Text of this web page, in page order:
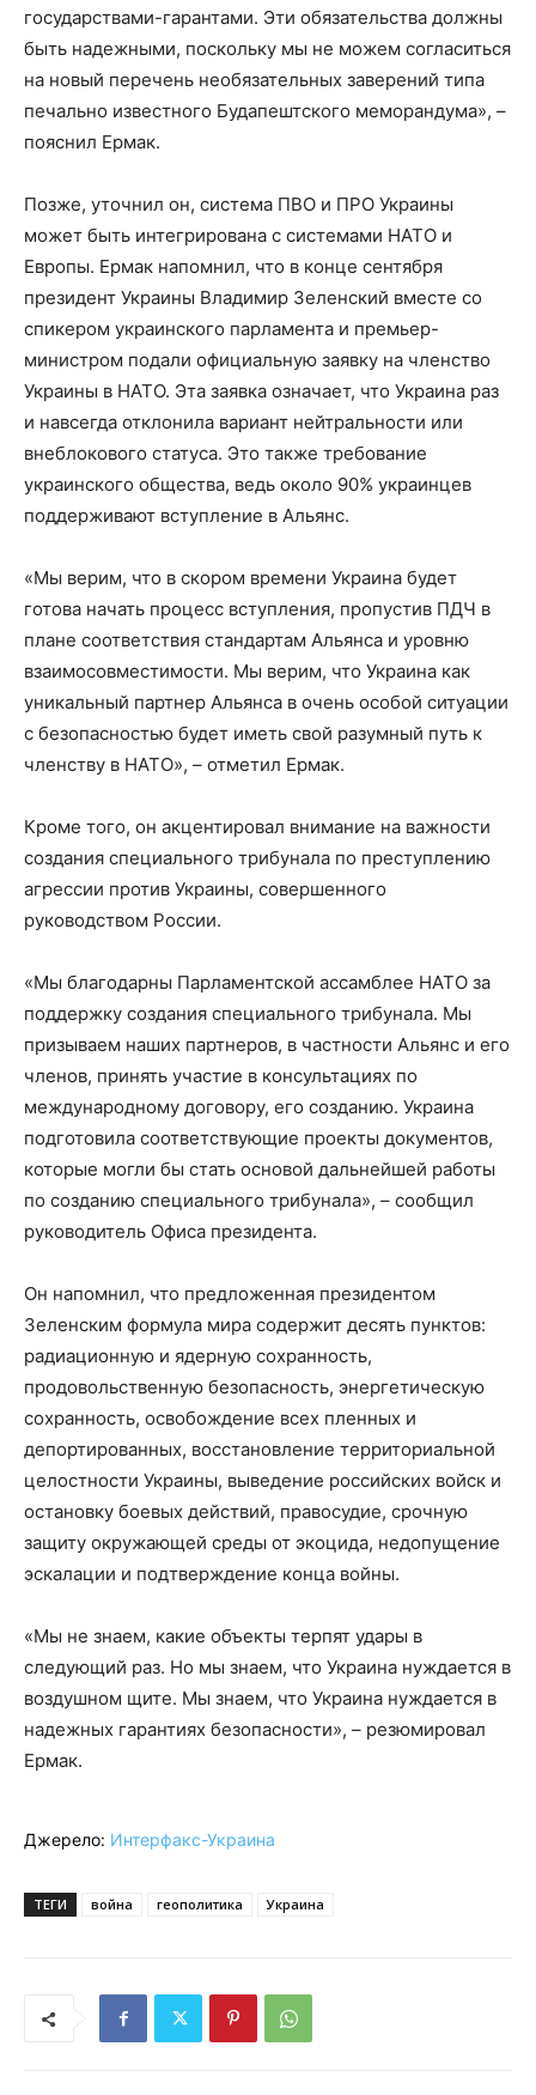
государствами-гарантами. Эти обязательства должны
быть надежными, поскольку мы не можем согласиться
на новый перечень необязательных заверений типа
печально известного Будапештского меморандума», –
пояснил Ермак.
Позже, уточнил он, система ПВО и ПРО Украины
может быть интегрирована с системами НАТО и
Европы. Ермак напомнил, что в конце сентября
президент Украины Владимир Зеленский вместе со
спикером украинского парламента и премьер-
министром подали официальную заявку на членство
Украины в НАТО. Эта заявка означает, что Украина раз
и навсегда отклонила вариант нейтральности или
внеблокового статуса. Это также требование
украинского общества, ведь около 90% украинцев
поддерживают вступление в Альянс.
«Мы верим, что в скором времени Украина будет
готова начать процесс вступления, пропустив ПДЧ в
плане соответствия стандартам Альянса и уровню
взаимосовместимости. Мы верим, что Украина как
уникальный партнер Альянса в очень особой ситуации
с безопасностью будет иметь свой разумный путь к
членству в НАТО», – отметил Ермак.
Кроме того, он акцентировал внимание на важности
создания специального трибунала по преступлению
агрессии против Украины, совершенного
руководством России.
«Мы благодарны Парламентской ассамблее НАТО за
поддержку создания специального трибунала. Мы
призываем наших партнеров, в частности Альянс и его
членов, принять участие в консультациях по
международному договору, его созданию. Украина
подготовила соответствующие проекты документов,
которые могли бы стать основой дальнейшей работы
по созданию специального трибунала», – сообщил
руководитель Офиса президента.
Он напомнил, что предложенная президентом
Зеленским формула мира содержит десять пунктов:
радиационную и ядерную сохранность,
продовольственную безопасность, энергетическую
сохранность, освобождение всех пленных и
депортированных, восстановление территориальной
целостности Украины, выведение российских войск и
остановку боевых действий, правосудие, срочную
защиту окружающей среды от экоцида, недопущение
эскалации и подтверждение конца войны.
«Мы не знаем, какие объекты терпят удары в
следующий раз. Но мы знаем, что Украина нуждается в
воздушном щите. Мы знаем, что Украина нуждается в
надежных гарантиях безопасности», – резюмировал
Ермак.
Джерело: Интерфакс-Украина
ТЕГИ война геополитика Украина